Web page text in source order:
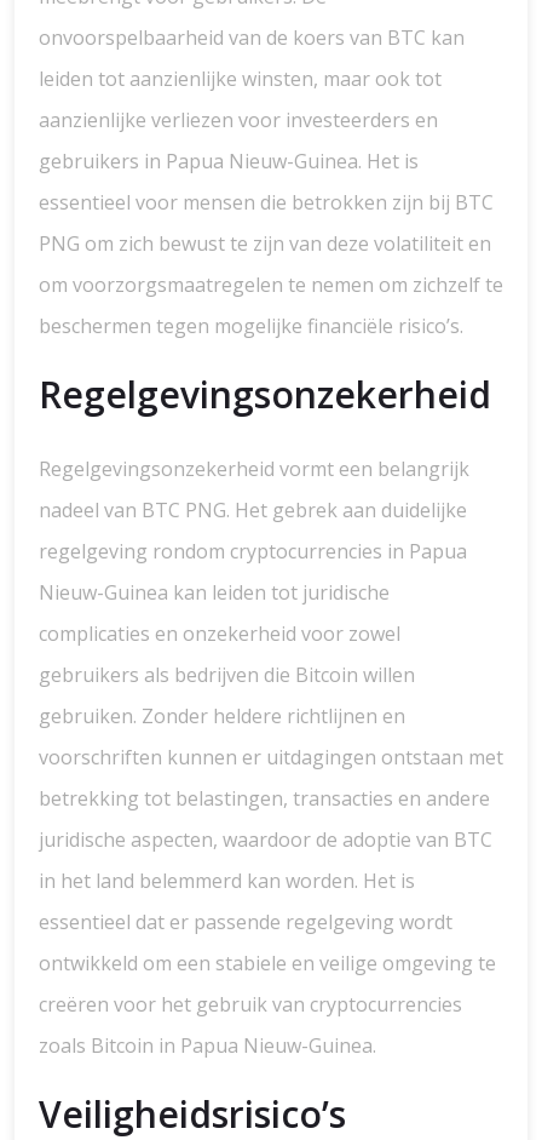
onvoorspelbaarheid van de koers van BTC kan
leiden tot aanzienlijke winsten, maar ook tot
aanzienlijke verliezen voor investeerders en
gebruikers in Papua Nieuw-Guinea. Het is
essentieel voor mensen die betrokken zijn bij BTC
PNG om zich bewust te zijn van deze volatiliteit en
om voorzorgsmaatregelen te nemen om zichzelf te
beschermen tegen mogelijke financiële risico’s.
Regelgevingsonzekerheid
Regelgevingsonzekerheid vormt een belangrijk
nadeel van BTC PNG. Het gebrek aan duidelijke
regelgeving rondom cryptocurrencies in Papua
Nieuw-Guinea kan leiden tot juridische
complicaties en onzekerheid voor zowel
gebruikers als bedrijven die Bitcoin willen
gebruiken. Zonder heldere richtlijnen en
voorschriften kunnen er uitdagingen ontstaan met
betrekking tot belastingen, transacties en andere
juridische aspecten, waardoor de adoptie van BTC
in het land belemmerd kan worden. Het is
essentieel dat er passende regelgeving wordt
ontwikkeld om een stabiele en veilige omgeving te
creëren voor het gebruik van cryptocurrencies
zoals Bitcoin in Papua Nieuw-Guinea.
Veiligheidsrisico’s